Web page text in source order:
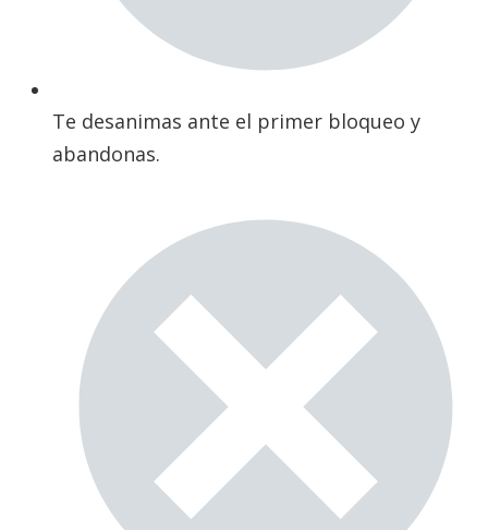
Te desanimas ante el primer bloqueo y
abandonas.